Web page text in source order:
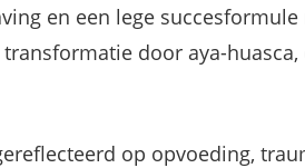
en een lege
door aya-
op opvoeding,